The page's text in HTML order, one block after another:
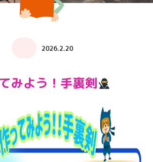
2026.2.20
みよう！手裏剣